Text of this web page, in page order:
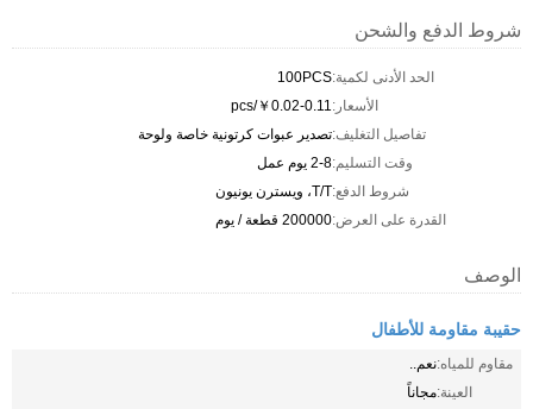
شروط الدفع والشحن
الحد الأدنى لكمية:100PCS
الأسعار:￥0.02-0.11/pcs
تفاصيل التغليف:تصدير عبوات كرتونية خاصة ولوحة
وقت التسليم:2-8 يوم عمل
شروط الدفع:T/T، ويسترن يونيون
القدرة على العرض:200000 قطعة / يوم
الوصف
حقيبة مقاومة للأطفال
مقاوم للمياه:نعم..
العينة:مجاناً